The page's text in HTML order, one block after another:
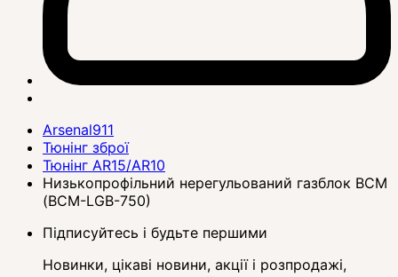
Arsenal911
Тюнінг зброї
Тюнінг AR15/AR10
Низькопрофільний нерегульований газблок BCM
(BCM-LGB-750)
Підписуйтесь і будьте першими
Новинки, цікаві новини, акції і розпродажі,